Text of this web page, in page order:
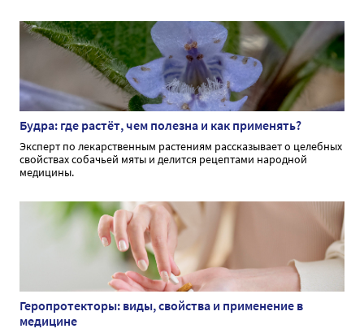
Будра: где растёт, чем полезна и как применять?
Эксперт по лекарственным растениям рассказывает о целебных
свойствах собачьей мяты и делится рецептами народной
медицины.
Геропротекторы: виды, свойства и применение в
медицине